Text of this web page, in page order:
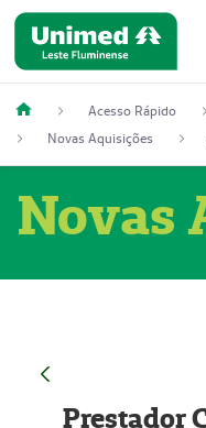
Acesso Rápido
Novas Aquisições
Novas
Prestador